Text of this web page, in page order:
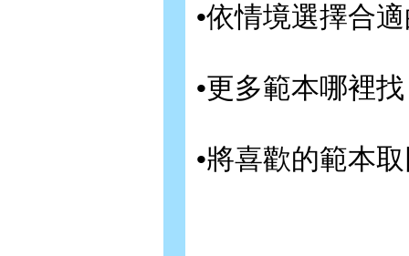
•依情境選擇合
•更多範本哪裡
•將喜歡的範本